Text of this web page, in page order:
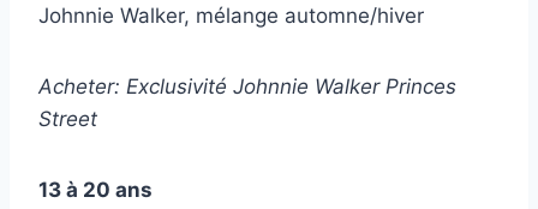
Johnnie Walker, mélange automne/hiver
Acheter: Exclusivité Johnnie Walker Princes
Street
13 à 20 ans